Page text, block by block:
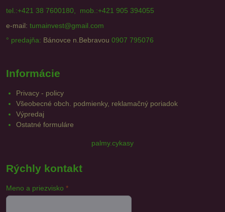
tel.:+421 38 7600180, mob.:+421 905 394055
e-mail: tumainvest@gmail.com
° predajňa: Bánovce n.Bebravou 0907 795076
Informácie
Privacy - policy
Všeobecné obch. podmienky, reklamačný poriadok
Výpredaj
Ostatné formuláre
palmy.cykasy
Rýchly kontakt
Meno a priezvisko *